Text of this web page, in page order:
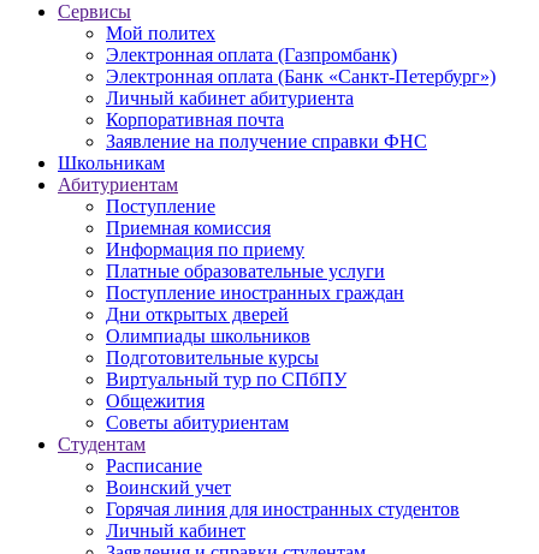
Сервисы
Мой политех
Электронная оплата (Газпромбанк)
Электронная оплата (Банк «Санкт-Петербург»)
Личный кабинет абитуриента
Корпоративная почта
Заявление на получение справки ФНС
Школьникам
Абитуриентам
Поступление
Приемная комиссия
Информация по приему
Платные образовательные услуги
Поступление иностранных граждан
Дни открытых дверей
Олимпиады школьников
Подготовительные курсы
Виртуальный тур по СПбПУ
Общежития
Советы абитуриентам
Студентам
Расписание
Воинский учет
Горячая линия для иностранных студентов
Личный кабинет